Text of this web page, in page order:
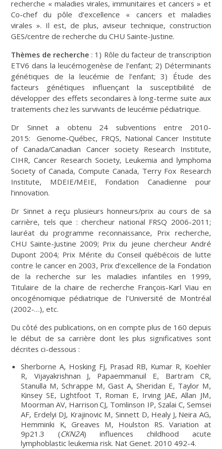
recherche « maladies virales, immunitaires et cancers » et
Co-chef du pôle d’excellence « cancers et maladies
virales ». Il est, de plus, aviseur technique, construction
GES/centre de recherche du CHU Sainte-Justine.
Thèmes de recherche : 1) Rôle du facteur de transcription
ETV6 dans la leucémogenèse de l’enfant; 2) Déterminants
génétiques de la leucémie de l’enfant; 3) Étude des
facteurs génétiques influençant la susceptibilité de
développer des effets secondaires à long-terme suite aux
traitements chez les survivants de leucémie pédiatrique.
Dr Sinnet a obtenu 24 subventions entre 2010-
2015: Genome-Québec, FRQS, National Cancer Institute
of Canada/Canadian Cancer society Research Institute,
CIHR, Cancer Research Society, Leukemia and lymphoma
Society of Canada, Compute Canada, Terry Fox Research
Institute, MDEIE/MEIE, Fondation Canadienne pour
l’innovation.
Dr Sinnet a reçu plusieurs honneurs/prix au cours de sa
carrière, tels que : chercheur national FRSQ 2006-2011;
lauréat du programme reconnaissance, Prix recherche,
CHU Sainte-Justine 2009; Prix du jeune chercheur André
Dupont 2004; Prix Mérite du Conseil québécois de lutte
contre le cancer en 2003, Prix d’excellence de la Fondation
de la recherche sur les maladies infantiles en 1999,
Titulaire de la chaire de recherche François-Karl Viau en
oncogénomique pédiatrique de l’Université de Montréal
(2002-…), etc.
Du côté des publications, on en compte plus de 160 depuis
le début de sa carrière dont les plus significatives sont
décrites ci-dessous :
Sherborne A, Hosking FJ, Prasad RB, Kumar R, Koehler
R, Vijayakrishnan
J, Papaemmanuil E, Bartram
CR,
Stanulla M, Schrappe M, Gast A, Sheridan E, Taylor M,
Kinsey SE, Lightfoot T, Roman E, Irving JAE, Allan JM,
Moorman AV, Harrison CJ, Tomlinson IP, Szalai C, Semsei
AF, Erdelyi DJ, Krajinovic M, Sinnett D, Healy J, Neira AG,
Hemminki K, Greaves M, Houlston RS. Variation at
9p21.3 (CKN2A) influences childhood acute
lymphoblastic leukemia risk. Nat Genet. 2010 492-4.